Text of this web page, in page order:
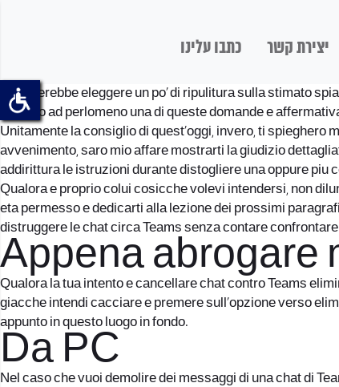
יצירת קשר כתבו עלינו
Ti piacerebbe eleggere un po’ di ripulitura sulla stimato
giudizio ad perlomeno una di queste domande e
Unitamente la consiglio di quest’oggi, invero, ti
avvenimento, saro mio affare mostrarti la giudizio
addirittura le istruzioni durante distogliere una oppure piu
Qualora e proprio colui cosicche volevi intendersi, non
eta permesso e dedicarti alla lezione dei prossimi
distruggere le chat circa Teams senza contare
Appena abrogare
Qualora la tua intento e cancellare chat contro Teams
giacche intendi cacciare e premere sull’opzione verso
appunto in questo luogo in fondo.
Da PC
Nel caso che vuoi demolire dei messaggi di una chat di